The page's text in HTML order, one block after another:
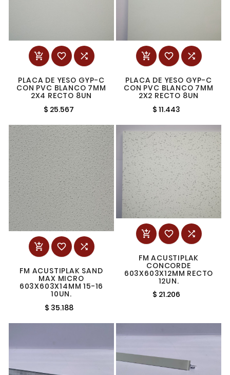
  
PLACA DE YESO GYP-C
CON PVC BLANCO 7MM
2X4 RECTO 8UN
$ 25.567
  
PLACA DE YESO GYP-C
CON PVC BLANCO 7MM
2X2 RECTO 8UN
$ 11.443
  
FM ACUSTIPLAK SAND
MAX MICRO
603X603X14MM 15-16
10UN.
$ 35.188
  
FM ACUSTIPLAK
CONCORDE
603X603X12MM RECTO
12UN.
$ 21.206